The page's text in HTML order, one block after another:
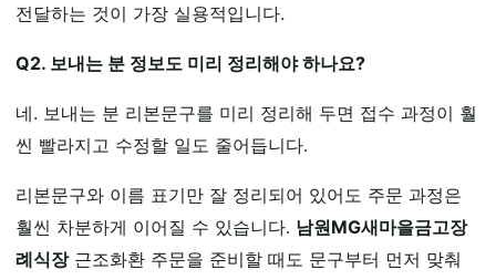
전달하는 것이 가장 실용적입니다.
Q2. 보내는 분 정보도 미리 정리해야 하나요?
네. 보내는 분 리본문구를 미리 정리해 두면 접수 과정이 훨
씬 빨라지고 수정할 일도 줄어듭니다.
리본문구와 이름 표기만 잘 정리되어 있어도 주문 과정은
훨씬 차분하게 이어질 수 있습니다. 남원MG새마을금고장
례식장근조화환 주문을 준비할 때도 문구부터 먼저 맞춰